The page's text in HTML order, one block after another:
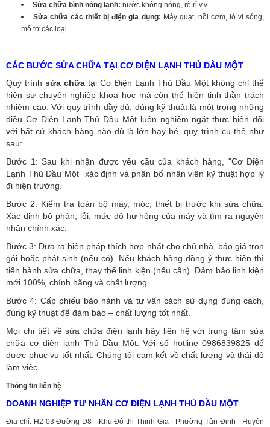
Sửa chữa bình nóng lạnh: nước không nóng, rò rỉ v.v
Sửa chữa các thiết bị điện gia dụng: Máy quạt, nồi cơm, lò vi sóng,
mô tơ các loại …
CÁC BƯỚC SỬA CHỮA TẠI CƠ ĐIỆN LẠNH THỦ DẦU MỘT
Quy trình sửa chữa tại Cơ Điện Lạnh Thủ Dầu Một không chỉ thể
hiện sự chuyên nghiệp khoa học mà còn thể hiện tinh thần trách
nhiệm cao. Với quy trình đầy đủ, đúng kỹ thuật là một trong những
điều Cơ Điện Lạnh Thủ Dầu Một luôn nghiêm ngặt thực hiện đối
với bất cứ khách hàng nào dù là lớn hay bé, quy trình cụ thể như
sau:
Bước 1: Sau khi nhận được yêu cầu của khách hàng, "Cơ Điện
Lạnh Thủ Dầu Một” xác định và phân bổ nhân viên kỹ thuật hợp lý
đi hiện trường.
Bước 2: Kiểm tra toàn bộ máy, móc, thiết bị trước khi sửa chữa.
Xác định bộ phận, lỗi, mức độ hư hỏng của máy và tìm ra nguyên
nhân chính xác.
Bước 3: Đưa ra biện pháp thích hợp nhất cho chủ nhà, báo giá trọn
gói hoặc phát sinh (nếu có). Nếu khách hàng đồng ý thực hiện thì
tiến hành sửa chữa, thay thế linh kiện (nếu cần). Đảm bảo linh kiện
mới 100%, chính hãng và chất lượng.
Bước 4: Cấp phiếu bảo hành và tư vấn cách sử dụng đúng cách,
đúng kỹ thuật để đảm bảo – chất lượng tốt nhất.
Mọi chi tiết về sửa chữa điện lạnh hãy liên hệ với trung tâm sửa
chữa cơ điện lạnh Thủ Dầu Một. Với số hotline 0986839825 để
được phục vụ tốt nhất. Chúng tôi cam kết về chất lượng và thái độ
làm việc.
Thông tin liên hệ
DOANH NGHIỆP TƯ NHÂN CƠ ĐIỆN LẠNH THỦ DẦU MỘT
Địa chỉ: H2-03 Đường D8 - Khu Đô thị Thịnh Gia - Phường Tân Định - Huyện